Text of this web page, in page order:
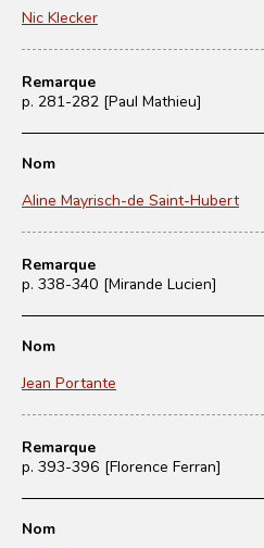
Nic Klecker
Remarque
p. 281-282 [Paul Mathieu]
Nom
Aline Mayrisch-de Saint-Hubert
Remarque
p. 338-340 [Mirande Lucien]
Nom
Jean Portante
Remarque
p. 393-396 [Florence Ferran]
Nom